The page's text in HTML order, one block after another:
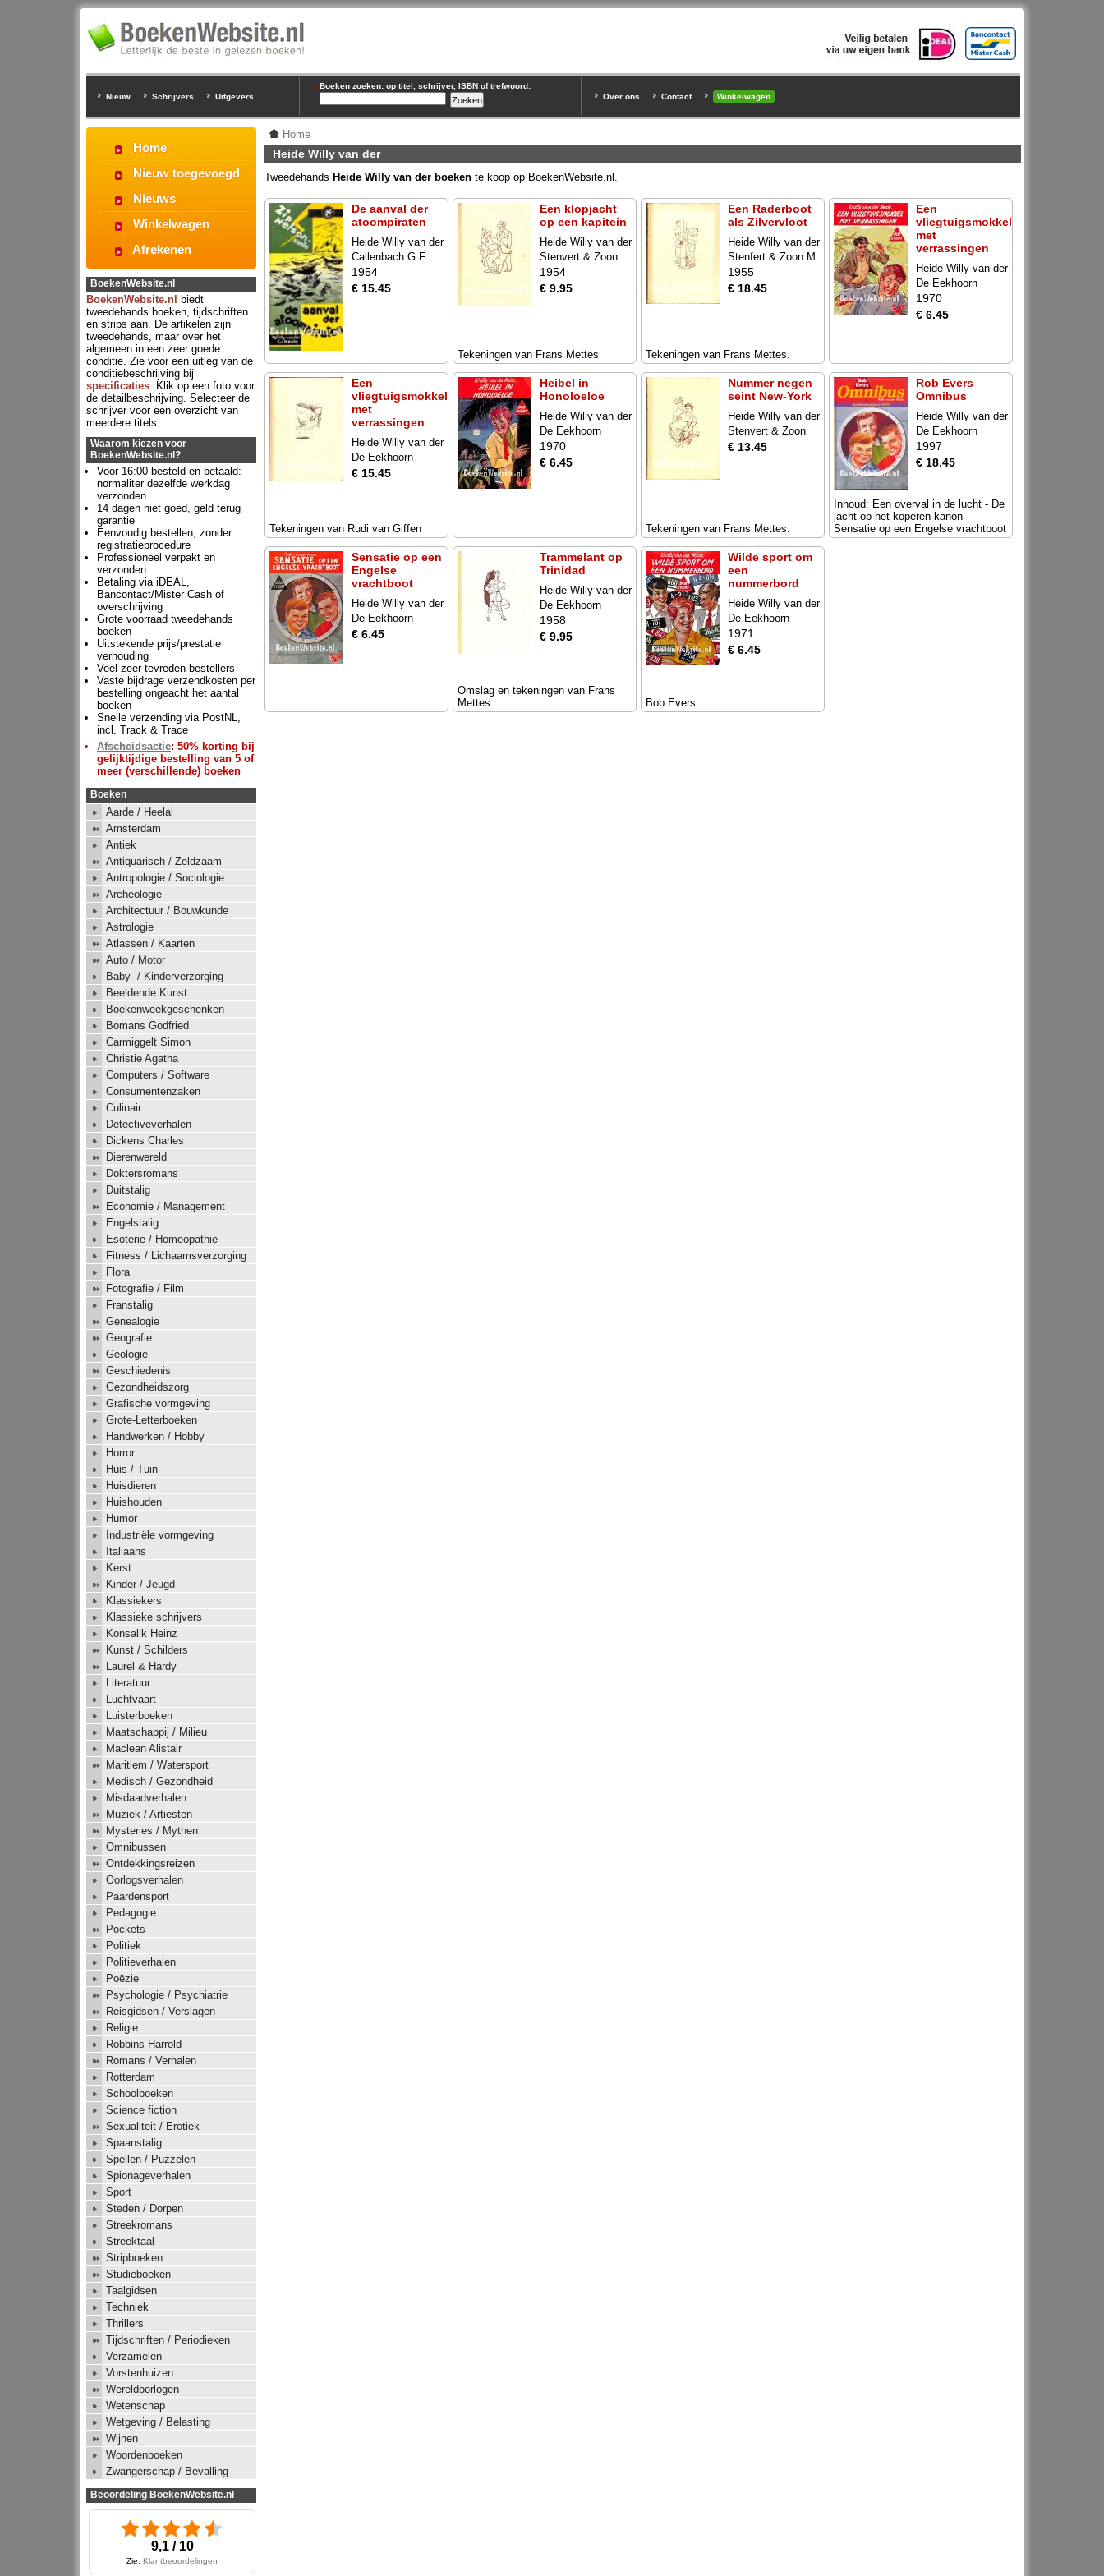
Nieuw Schrijvers Uitgevers
Boeken zoeken: op titel, schrijver, ISBN of trefwoord:
Over ons
Contact Winkelwagen
Home
Heide Willy van der
Tweedehands Heide Willy van der boeken te koop op BoekenWebsite.nl.
De aanval der
atoompiraten
Heide Willy van der
Callenbach G.F.
1954
€ 15.45
Een klopjacht
op een kapitein
Heide Willy van der
Stenvert & Zoon
1954
€ 9.95
Tekeningen van Frans Mettes
Een Raderboot
als Zilvervloot
Heide Willy van der
Stenfert & Zoon M.
1955
€ 18.45
Tekeningen van Frans Mettes.
Een
vliegtuigsmokkel
met
verrassingen
Heide Willy van der
De Eekhoorn
1970
€ 6.45
Een
vliegtuigsmokkel
met
verrassingen
Heide Willy van der
De Eekhoorn
€ 15.45
Tekeningen van Rudi van Giffen
Heibel in
Honoloeloe
Heide Willy van der
De Eekhoorn
1970
€ 6.45
Nummer negen
seint New-York
Heide Willy van der
Stenvert & Zoon
€ 13.45
Tekeningen van Frans Mettes.
Rob Evers
Omnibus
Heide Willy van der
De Eekhoorn
1997
€ 18.45
Inhoud: Een overval in de lucht - De
jacht op het koperen kanon -
Sensatie op een Engelse vrachtboot
Sensatie op een
Engelse
vrachtboot
Heide Willy van der
De Eekhoorn
€ 6.45
Trammelant op
Trinidad
Heide Willy van der
De Eekhoorn
1958
€ 9.95
Omslag en tekeningen van Frans
Mettes
Wilde sport om
een
nummerbord
Heide Willy van der
De Eekhoorn
1971
€ 6.45
Bob Evers
Home
Nieuw toegevoegd
Nieuws
Winkelwagen
Afrekenen
BoekenWebsite.nl
BoekenWebsite.nl
biedt
tweedehands boeken, tijdschriften
en strips aan. De artikelen zijn
tweedehands, maar over het
algemeen in een zeer goede
conditie. Zie voor een uitleg van de
conditiebeschrijving bij
specificaties. Klik op een foto voor
de detailbeschrijving. Selecteer de
schrijver voor een overzicht van
meerdere titels.
Waarom kiezen voor
BoekenWebsite.nl?
Voor 16:00 besteld en betaald:
normaliter dezelfde werkdag
verzonden
14 dagen niet goed, geld terug
garantie
Eenvoudig bestellen, zonder
registratieprocedure
Professioneel verpakt en
verzonden
Betaling via iDEAL,
Bancontact/Mister Cash of
overschrijving
Grote voorraad tweedehands
boeken
Uitstekende prijs/prestatie
verhouding
Veel zeer tevreden bestellers
Vaste bijdrage verzendkosten per
bestelling ongeacht het aantal
boeken
Snelle verzending via PostNL,
incl. Track & Trace
Afscheidsactie: 50% korting bij
gelijktijdige bestelling van 5 of
meer (verschillende) boeken
Boeken
Aarde / Heelal
Amsterdam
Antiek
Antiquarisch / Zeldzaam
Antropologie / Sociologie
Archeologie
Architectuur / Bouwkunde
Astrologie
Atlassen / Kaarten
Auto / Motor
Baby- / Kinderverzorging
Beeldende Kunst
Boekenweekgeschenken
Bomans Godfried
Carmiggelt Simon
Christie Agatha
Computers / Software
Consumentenzaken
Culinair
Detectiveverhalen
Dickens Charles
Dierenwereld
Doktersromans
Duitstalig
Economie / Management
Engelstalig
Esoterie / Homeopathie
Fitness / Lichaamsverzorging
Flora
Fotografie / Film
Franstalig
Genealogie
Geografie
Geologie
Geschiedenis
Gezondheidszorg
Grafische vormgeving
Grote-Letterboeken
Handwerken / Hobby
Horror
Huis / Tuin
Huisdieren
Huishouden
Humor
Industriële vormgeving
Italiaans
Kerst
Kinder / Jeugd
Klassiekers
Klassieke schrijvers
Konsalik Heinz
Kunst / Schilders
Laurel & Hardy
Literatuur
Luchtvaart
Luisterboeken
Maatschappij / Milieu
Maclean Alistair
Maritiem / Watersport
Medisch / Gezondheid
Misdaadverhalen
Muziek / Artiesten
Mysteries / Mythen
Omnibussen
Ontdekkingsreizen
Oorlogsverhalen
Paardensport
Pedagogie
Pockets
Politiek
Politieverhalen
Poëzie
Psychologie / Psychiatrie
Reisgidsen / Verslagen
Religie
Robbins Harrold
Romans / Verhalen
Rotterdam
Schoolboeken
Science fiction
Sexualiteit / Erotiek
Spaanstalig
Spellen / Puzzelen
Spionageverhalen
Sport
Steden / Dorpen
Streekromans
Streektaal
Stripboeken
Studieboeken
Taalgidsen
Techniek
Thrillers
Tijdschriften / Periodieken
Verzamelen
Vorstenhuizen
Wereldoorlogen
Wetenschap
Wetgeving / Belasting
Wijnen
Woordenboeken
Zwangerschap / Bevalling
Beoordeling BoekenWebsite.nl
9,1 / 10
Zie: Klantbeoordelingen